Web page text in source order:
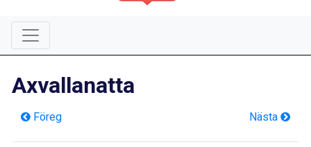
Axvallanatta
Föreg Nästa